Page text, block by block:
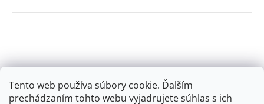
Tento web používa súbory cookie. Ďalším
prechádzaním tohto webu vyjadrujete súhlas s ich